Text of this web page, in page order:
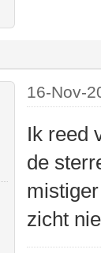
16-Nov-
Ik reed
de
zicht